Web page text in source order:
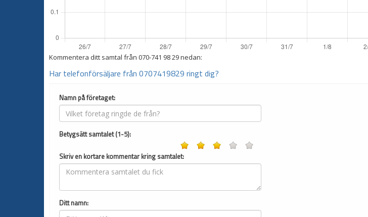
Kommentera ditt samtal från 070-741 98 29nedan:
Har telefonförsäljare från 0707419829 ringt dig?
Namn på företaget:
Betygsätt samtalet (1-5):
Skriv en kortare kommentar kring samtalet:
Ditt namn: